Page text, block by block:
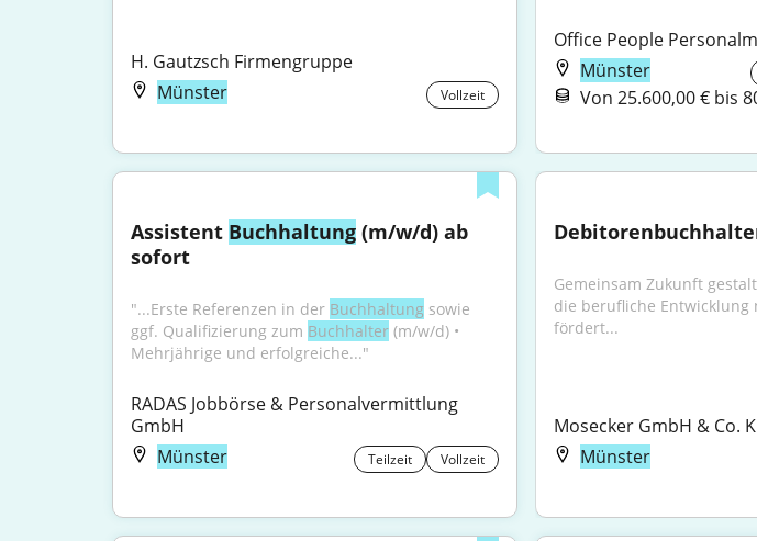
H. Gautzsch Firmengruppe
Münster
Vollzeit
Office People
Münster
Von 25.600,00 € bis
Assistent Buchhaltung (m/w/d) ab
sofort
"...Erste Referenzen in der Buchhaltung sowie
ggf. Qualifizierung zum Buchhalter (m/w/d) •
Mehrjährige und erfolgreiche..."
RADAS Jobbörse & Personalvermittlung
GmbH
Münster
Teilzeit Vollzeit
Gemeinsam Zukunft
die berufliche Entwicklung
fördert...
Mosecker GmbH & Co.
Münster